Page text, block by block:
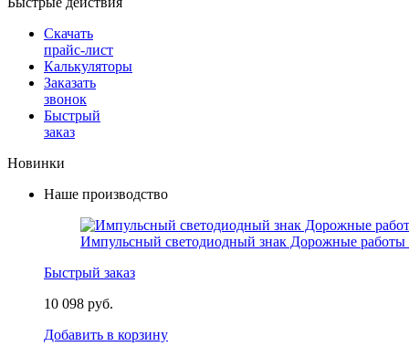
Скачать
прайс-лист
Калькуляторы
Заказать
звонок
Быстрый
заказ
Новинки
Наше производство
Импульсный светодиодный знак Дорожные работы
Быстрый заказ
10 098 руб.
Добавить в корзину